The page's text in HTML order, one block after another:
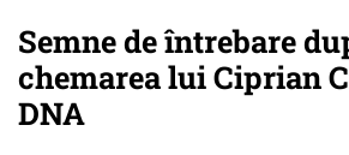
Semne de întrebare
chemarea lui Ciprian
DNA